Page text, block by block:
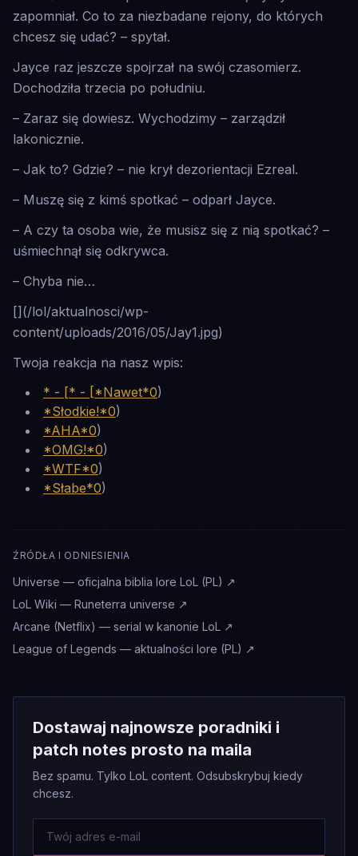
zapomniał. Co to za niezbadane rejony, do których
chcesz się udać? – spytał.
Jayce raz jeszcze spojrzał na swój czasomierz.
Dochodziła trzecia po południu.
– Zaraz się dowiesz. Wychodzimy – zarządził
lakonicznie.
– Jak to? Gdzie? – nie krył dezorientacji Ezreal.
– Muszę się z kimś spotkać – odparł Jayce.
– A czy ta osoba wie, że musisz się z nią spotkać? –
uśmiechnął się odkrywca.
– Chyba nie…
[](/lol/aktualnosci/wp-
content/uploads/2016/05/Jay1.jpg)
Twoja reakcja na nasz wpis:
* - [* - [*Nawet*0)
*Słodkie!*0)
*AHA*0)
*OMG!*0)
*WTF*0)
*Słabe*0)
ŹRÓDŁA I ODNIESIENIA
Universe — oficjalna biblia lore LoL (PL) ↗
LoL Wiki — Runeterra universe ↗
Arcane (Netflix) — serial w kanonie LoL ↗
League of Legends — aktualności lore (PL) ↗
Dostawaj najnowsze poradniki i
patch notes prosto na maila
Bez spamu. Tylko LoL content. Odsubskrybuj kiedy
chcesz.